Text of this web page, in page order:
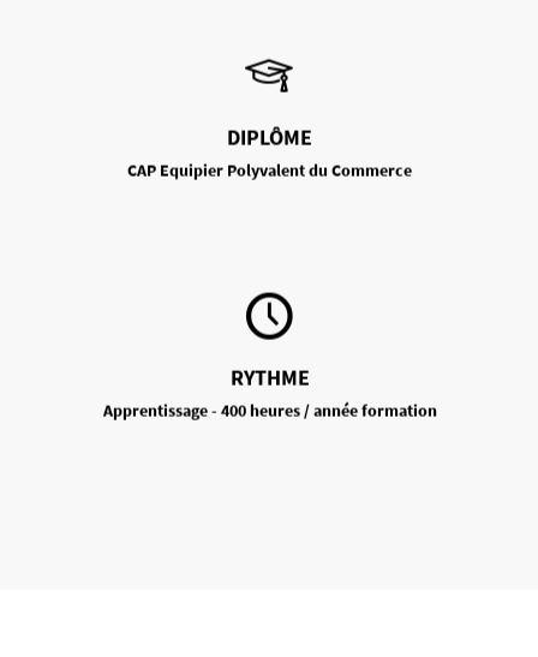
DIPLÔME
CAP Equipier Polyvalent du Commerce
RYTHME
Apprentissage - 400 heures / année formation